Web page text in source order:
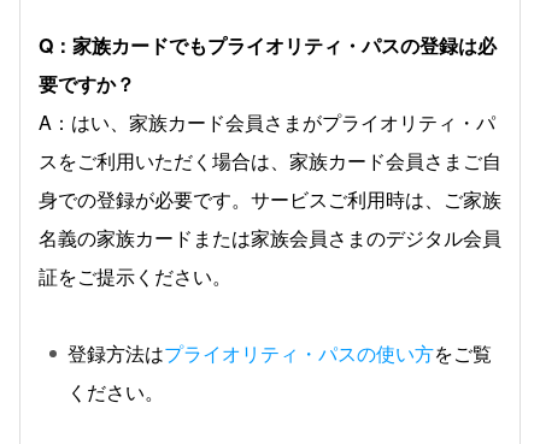
Q：家族カードでもプライオリティ・パスの登録は必
要ですか？
A：はい、家族カード会員さまがプライオリティ・パ
スをご利用いただく場合は、家族カード会員さまご自
身での登録が必要です。サービスご利用時は、ご家族
名義の家族カードまたは家族会員さまのデジタル会員
証をご提示ください。
登録方法はプライオリティ・パスの使い方をご覧
ください。